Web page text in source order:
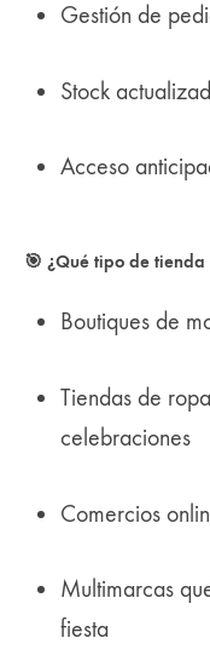
Gestión de
Stock
Acceso
🎯 ¿Qué tipo de
Boutiques de
Tiendas de
celebraciones
Comercios
Multimarcas
fiesta